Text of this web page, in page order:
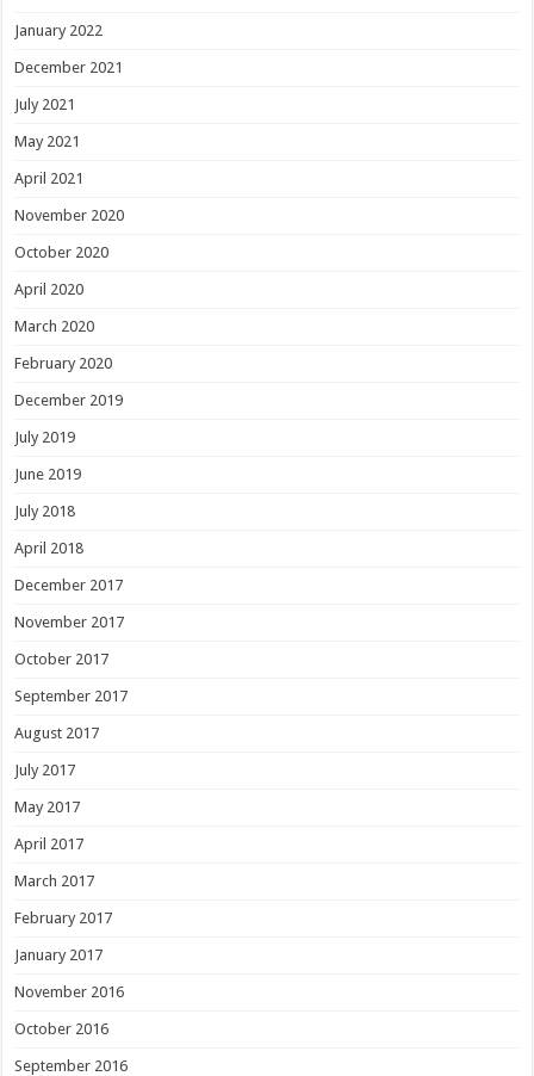
January 2022
December 2021
July 2021
May 2021
April 2021
November 2020
October 2020
April 2020
March 2020
February 2020
December 2019
July 2019
June 2019
July 2018
April 2018
December 2017
November 2017
October 2017
September 2017
August 2017
July 2017
May 2017
April 2017
March 2017
February 2017
January 2017
November 2016
October 2016
September 2016